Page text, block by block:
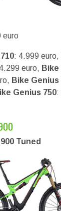
euro
: 4.999 euro,
euro,
Bike Genius
Genius 750:
Tuned